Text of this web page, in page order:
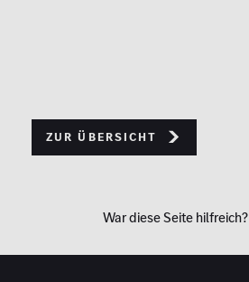
Zur Übersicht
War diese Seite hilfreich?